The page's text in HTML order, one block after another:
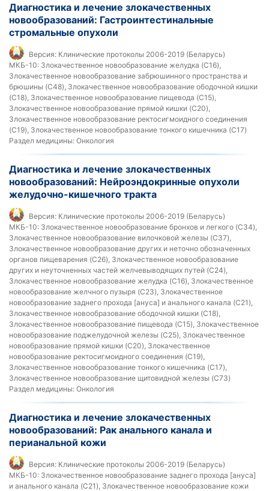
Диагностика и лечение злокачественных
новообразований: Гастроинтестинальные
стромальные опухоли
Версия: Клинические протоколы 2006-2019 (Беларусь)
МКБ-10: Злокачественное новообразование желудка (C16),
Злокачественное новообразование забрюшинного пространства и
брюшины (C48), Злокачественное новообразование ободочной кишки
(C18), Злокачественное новообразование пищевода (C15),
Злокачественное новообразование прямой кишки (C20),
Злокачественное новообразование ректосигмоидного соединения
(C19), Злокачественное новообразование тонкого кишечника (C17)
Раздел медицины: Онкология
Диагностика и лечение злокачественных
новообразований: Нейроэндокринные опухоли
желудочно-кишечного тракта
Версия: Клинические протоколы 2006-2019 (Беларусь)
МКБ-10: Злокачественное новообразование бронхов и легкого (C34),
Злокачественное новообразование вилочковой железы (C37),
Злокачественное новообразование других и неточно обозначенных
органов пищеварения (C26), Злокачественное новообразование
других и неуточненных частей желчевыводящих путей (C24),
Злокачественное новообразование желудка (C16), Злокачественное
новообразование желчного пузыря (C23), Злокачественное
новообразование заднего прохода [ануса] и анального канала (C21),
Злокачественное новообразование ободочной кишки (C18),
Злокачественное новообразование пищевода (C15), Злокачественное
новообразование поджелудочной железы (C25), Злокачественное
новообразование прямой кишки (C20), Злокачественное
новообразование ректосигмоидного соединения (C19),
Злокачественное новообразование тонкого кишечника (C17),
Злокачественное новообразование щитовидной железы (C73)
Раздел медицины: Онкология
Диагностика и лечение злокачественных
новообразований: Рак анального канала и
перианальной кожи
Версия: Клинические протоколы 2006-2019 (Беларусь)
МКБ-10: Злокачественное новообразование заднего прохода [ануса]
и анального канала (C21), Злокачественное новообразование кожи